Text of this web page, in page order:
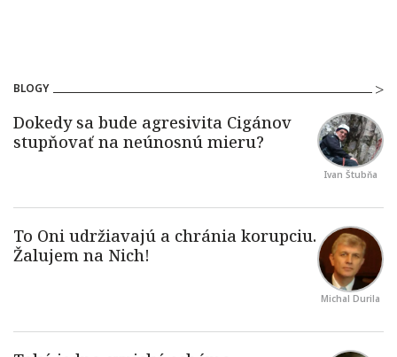
BLOGY
Ivan Štubňa
Michal Durila